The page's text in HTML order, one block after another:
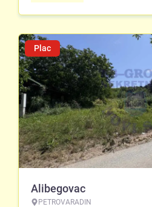
Plac
Alibegovac
PETROVARADIN